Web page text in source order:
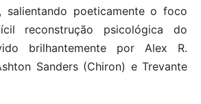
salientando poeticamente o foco
reconstrução psicológica do
brilhantemente por Alex R.
Sanders (Chiron) e Trevante